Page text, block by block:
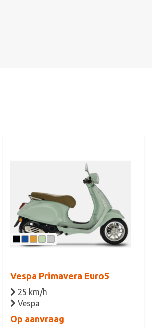
Vespa Primavera Euro5
25 km/h
Vespa
Op aanvraag